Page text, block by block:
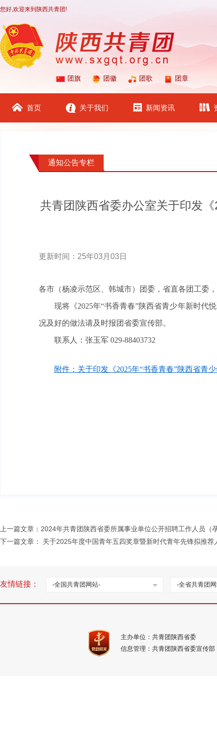
您好,欢迎来到陕西共青团!
团旗 团徽 团歌 团章
首页 关于我们 新闻资讯
通知公告专栏
共青团陕西省委办公室关于印发
更新时间：25年03月03日
各市（杨凌示范区、韩城市）团委，省直各团工委
现将《2025年“书香青春”陕西省青少年新时代
况及好的做法请及时报团省委宣传部。
联系人：张玉军 029-88403732
附件：关于印发《2025年“书香青春”陕西省青
上一篇文章： 2024年共青团陕西省委所属事业单位公开招聘工作人员（
下一篇文章：
关于2025年度中国青年五四奖章暨新时代青年先锋拟推荐
友情链接： -全国共青团网站- -全省共青团
主办单位：共青团陕西省委
信息管理：共青团陕西省委宣传部